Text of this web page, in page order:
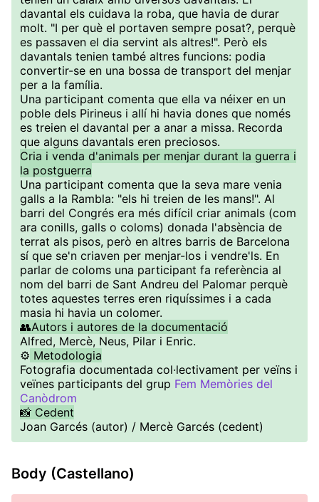
davantal els cuidava la roba, que havia de durar
molt. "I per què el portaven sempre posat?, perquè
es passaven el dia servint als altres!". Però els
davantals tenien també altres funcions: podia
convertir-se en una bossa de transport del menjar
per a la família.
Una participant comenta que ella va néixer en un
poble dels Pirineus i allí hi havia dones que només
es treien el davantal per a anar a missa. Recorda
que alguns davantals eren preciosos.
Cria i venda d'animals per menjar durant la guerra i
la postguerra
Una participant comenta que la seva mare venia
galls a la Rambla: "els hi treien de les mans!". Al
barri del Congrés era més difícil criar animals (com
ara conills, galls o coloms) donada l'absència de
terrat als pisos, però en altres barris de Barcelona
sí que se'n criaven per menjar-los i vendre'ls. En
parlar de coloms una participant fa referència al
nom del barri de Sant Andreu del Palomar perquè
totes aquestes terres eren riquíssimes i a cada
masia hi havia un colomer.
👥Autors i autores de la documentació
Alfred, Mercè, Neus, Pilar i Enric.
⚙️ Metodologia
Fotografia documentada col·lectivament per veïns i
veïnes participants del grup Fem Memòries del
Canòdrom
📸 Cedent
Joan Garcés (autor) / Mercè Garcés (cedent)
Body (Castellano)